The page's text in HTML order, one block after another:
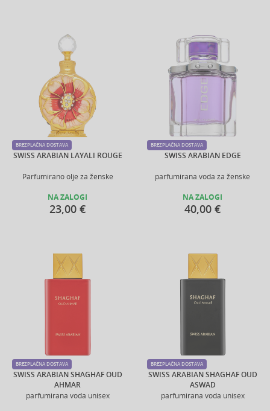
SWISS ARABIAN LAYALI ROUGE
Parfumirano olje za ženske
BREZPLAČNA DOSTAVA
NA ZALOGI
23,00 €
SWISS ARABIAN EDGE
parfumirana voda za ženske
BREZPLAČNA DOSTAVA
NA ZALOGI
40,00 €
SWISS ARABIAN SHAGHAF OUD
AHMAR
parfumirana voda unisex
BREZPLAČNA DOSTAVA
SWISS ARABIAN SHAGHAF OUD
ASWAD
parfumirana voda unisex
BREZPLAČNA DOSTAVA